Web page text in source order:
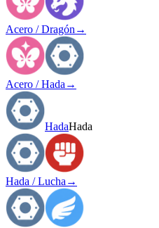
Acero / Dragón →
Acero / Hada →
HadaHada
Hada / Lucha →